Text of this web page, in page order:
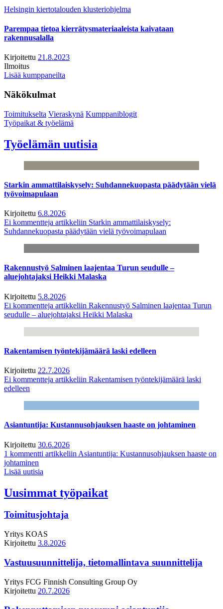
Helsingin kiertotalouden klusteriohjelma
Parempaa tietoa kierrätysmateriaaleista kaivataan
rakennusalalla
Kirjoitettu 21.8.2023
Ilmoitus
Lisää kumppaneilta
Näkökulmat
Toimitukselta Vieraskynä Kumppaniblogit
Työpaikat & työelämä
Työelämän uutisia
Starkin ammattilaiskysely: Suhdannekuopasta päädytään vielä
työvoimapulaan
Kirjoitettu 6.8.2026
Ei kommentteja artikkeliin Starkin ammattilaiskysely:
Suhdannekuopasta päädytään vielä työvoimapulaan
Rakennustyö Salminen laajentaa Turun seudulle –
aluejohtajaksi Heikki Malaska
Kirjoitettu 5.8.2026
Ei kommentteja artikkeliin Rakennustyö Salminen laajentaa Turun
seudulle – aluejohtajaksi Heikki Malaska
Rakentamisen työntekijämäärä laski edelleen
Kirjoitettu 22.7.2026
Ei kommentteja artikkeliin Rakentamisen työntekijämäärä laski
edelleen
Asiantuntija: Kustannusohjauksen haaste on johtaminen
Kirjoitettu 30.6.2026
1 kommentti artikkeliin Asiantuntija: Kustannusohjauksen haaste on
johtaminen
Lisää uutisia
Uusimmat työpaikat
Toimitusjohtaja
Yritys KOAS
Kirjoitettu 3.8.2026
Vastuusuunnittelija, tietomallintava suunnittelija
Yritys FCG Finnish Consulting Group Oy
Kirjoitettu 20.7.2026